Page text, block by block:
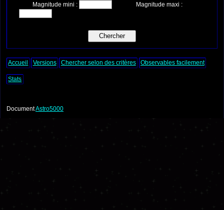
Magnitude mini :
Magnitude maxi :
Accueil Versions Chercher selon des critères Observables facilement
Stats
DocumentAstro5000